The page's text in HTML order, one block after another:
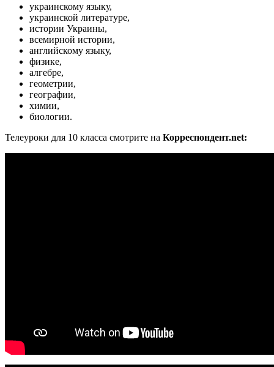
украинскому языку,
украинской литературе,
истории Украины,
всемирной истории,
английскому языку,
физике,
алгебре,
геометрии,
географии,
химии,
биологии.
Телеуроки для 10 класса смотрите на Корреспондент.net: